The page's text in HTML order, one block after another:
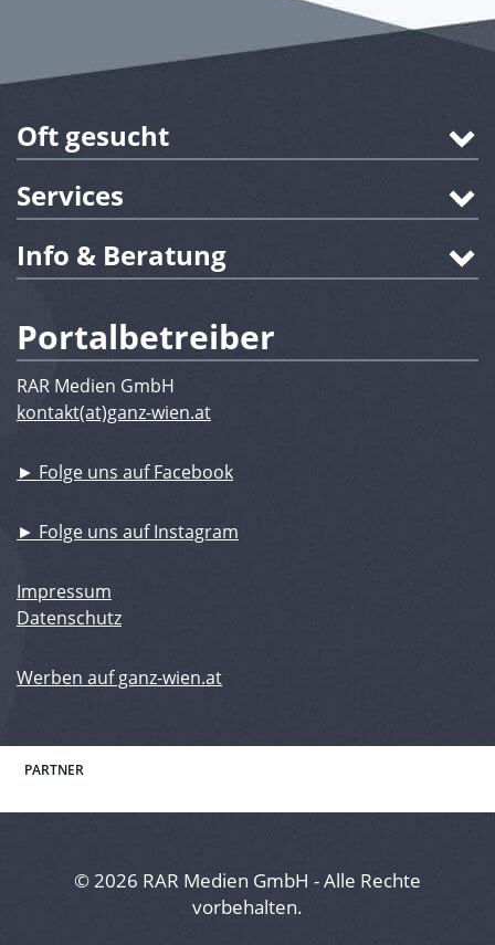
Oft gesucht
Services
Info & Beratung
Portalbetreiber
RAR Medien GmbH
kontakt(at)ganz-wien.at
► Folge uns auf Facebook
► Folge uns auf Instagram
Impressum
Datenschutz
Werben auf ganz-wien.at
PARTNER
© 2026 RAR Medien GmbH - Alle Rechte
vorbehalten.